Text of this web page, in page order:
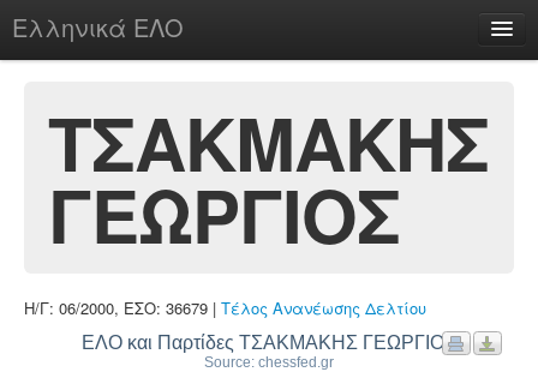
Ελληνικά ΕΛΟ
chesstu.be @ discord
Login
ΤΣΑΚΜΑΚΗΣ
ΓΕΩΡΓΙΟΣ
Η/Γ: 06/2000, ΕΣΟ: 36679 | Τέλος Ανανέωσης Δελτίου
ΕΛΟ και Παρτίδες ΤΣΑΚΜΑΚΗΣ ΓΕΩΡΓΙΟΣ
Source: chessfed.gr